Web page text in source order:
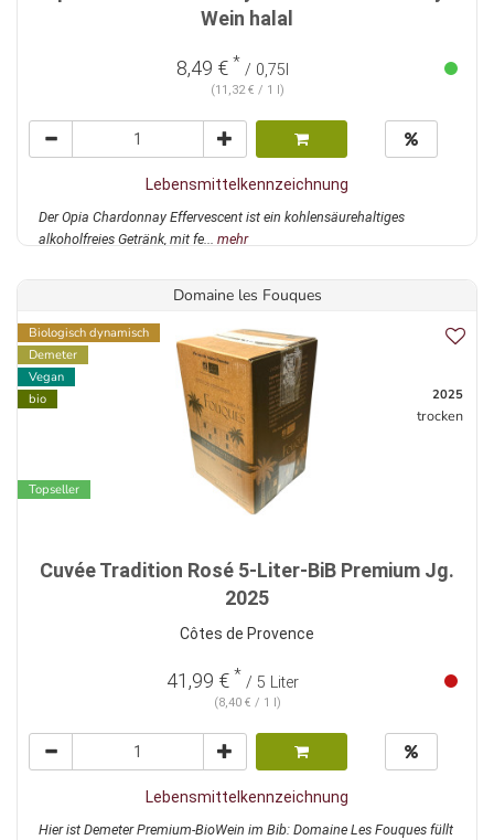
Wein halal
8,49 € * / 0,75l
(11,32 € / 1 l)
Lebensmittelkennzeichnung
Der Opia Chardonnay Effervescent ist ein kohlensäurehaltiges
alkoholfreies Getränk, mit fe... mehr
Domaine les Fouques
Biologisch dynamisch
Demeter
Vegan
bio
Topseller
2025
trocken
Cuvée Tradition Rosé 5-Liter-BiB Premium Jg.
2025
Côtes de Provence
41,99 € * / 5 Liter
(8,40 € / 1 l)
Lebensmittelkennzeichnung
Hier ist Demeter Premium-BioWein im Bib: Domaine Les Fouques füllt